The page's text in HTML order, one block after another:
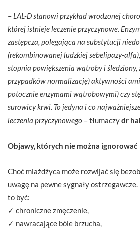
– LAL-D stanowi przykład wrodzonej
której istnieje leczenie przyczynowe.
zastępcza, polegająca na substytucji
(rekombinowanej ludzkiej sebelipazy-
stopnia powiększenia wątroby i śledziony,
przypadków normalizację) aktywności
potocznie enzymami wątrobowymi) czy
surowicy krwi. To jedyna i co
leczenia przyczynowego – tłumaczydr
Objawy, których nie można ignorować
Choć miażdżyca może rozwijać się
uwagę na pewne sygnały ostrzegawcze.
to być:
✓ chroniczne zmęczenie,
✓ nawracające bóle brzucha,